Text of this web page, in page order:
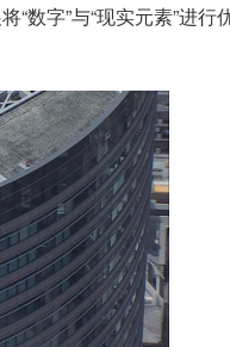
数字”与“现实元素”进